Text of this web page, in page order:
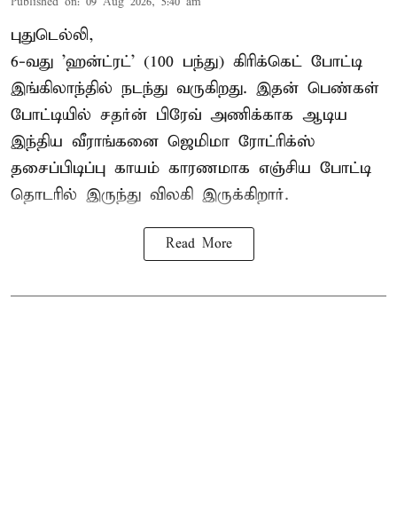
புதுடெல்லி,
6-வது 'ஹன்ட்ரட்' (100 பந்து) கிரிக்கெட் போட்டி
இங்கிலாந்தில் நடந்து வருகிறது. இதன் பெண்கள்
போட்டியில் சதர்ன் பிரேவ் அணிக்காக ஆடிய
இந்திய வீராங்கனை ஜெமிமா ரோட்ரிக்ஸ்
தசைப்பிடிப்பு காயம் காரணமாக எஞ்சிய போட்டி
தொடரில் இருந்து விலகி இருக்கிறார்.
Read More